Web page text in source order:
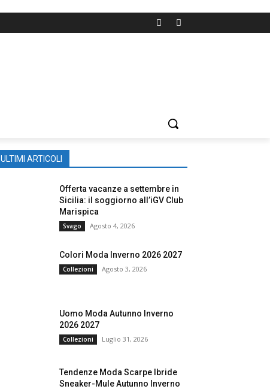
ULTIMI ARTICOLI
Offerta vacanze a settembre in
Sicilia: il soggiorno all’iGV Club
Marispica
Svago Agosto 4, 2026
Colori Moda Inverno 2026 2027
Collezioni Agosto 3, 2026
Uomo Moda Autunno Inverno
2026 2027
Collezioni Luglio 31, 2026
Tendenze Moda Scarpe Ibride
Sneaker-Mule Autunno Inverno